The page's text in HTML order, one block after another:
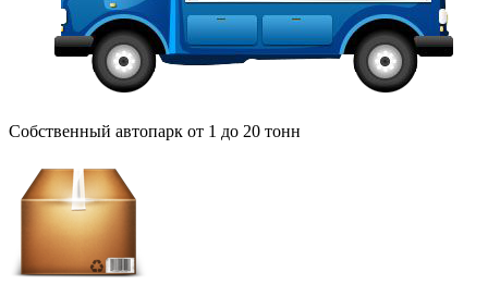
Собственный автопарк от 1 до 20 тонн